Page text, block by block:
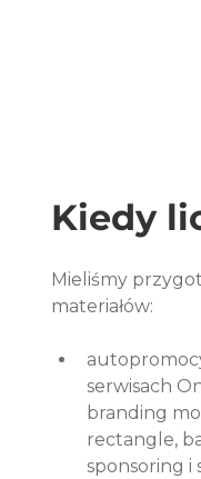
Kiedy
Mieliśmy
materiałów:
serwisach
branding
rectangle,
sponsoring i